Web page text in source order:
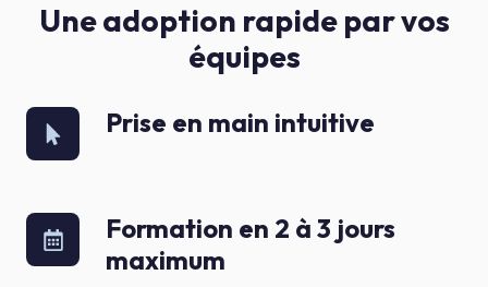
Une adoption rapide par vos
équipes
Prise en main intuitive
Prise
en
intuitive
Formation en 2 à 3 jours
maximum
Formation
en